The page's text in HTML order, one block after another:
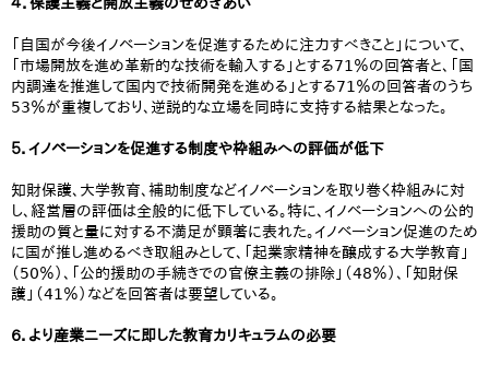
「自国が今後イノベーションを促進するために注力すべきこと」について、
「市場開放を進め革新的な技術を輸入する」とする71％の回答者と、「国
内調達を推進して国内で技術開発を進める」とする71％の回答者のうち
53％が重複しており、逆説的な立場を同時に支持する結果となった。
５．イノベーションを促進する制度や枠組みへの評価が低下
知財保護、大学教育、補助制度などイノベーションを取り巻く枠組みに対
し、経営層の評価は全般的に低下している。特に、イノベーションへの公的
援助の質と量に対する不満足が顕著に表れた。イノベーション促進のため
に国が推し進めるべき取組みとして、「起業家精神を醸成する大学教育」
（50％）、「公的援助の手続きでの官僚主義の排除」（48％）、「知財保
護」（41％）などを回答者は要望している。
６．より産業ニーズに即した教育カリキュラムの必要